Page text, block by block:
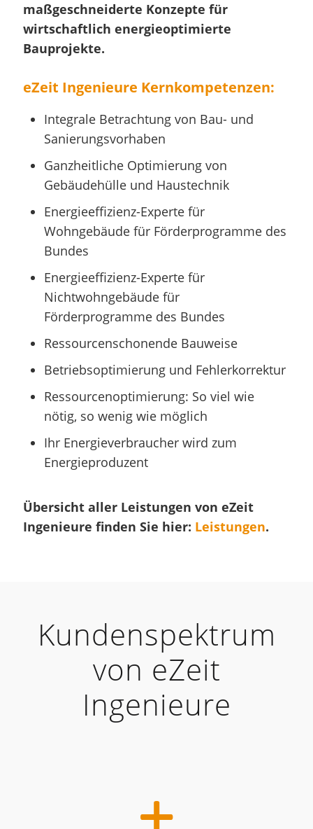
maßgeschneiderte Konzepte für
wirtschaftlich energieoptimierte
Bauprojekte.
eZeit Ingenieure Kernkompetenzen:
Integrale Betrachtung von Bau- und
Sanierungsvorhaben
Ganzheitliche Optimierung von
Gebäudehülle und Haustechnik
Energieeffizienz-Experte für
Wohngebäude für Förderprogramme des
Bundes
Energieeffizienz-Experte für
Nichtwohngebäude für
Förderprogramme des Bundes
Ressourcenschonende Bauweise
Betriebsoptimierung und Fehlerkorrektur
Ressourcenoptimierung: So viel wie
nötig, so wenig wie möglich
Ihr Energieverbraucher wird zum
Energieproduzent
Übersicht aller Leistungen von eZeit
Ingenieure finden Sie hier: Leistungen.
Kundenspektrum
von eZeit
Ingenieure